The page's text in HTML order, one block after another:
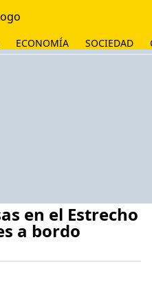
ECONOMÍA SOCIEDAD
en el Estrecho
a bordo